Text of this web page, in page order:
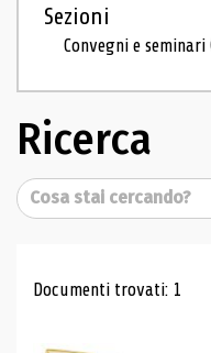
Sezioni
Convegni e seminari
Ricerca
Cerca
Risultati di
Documenti trovati: 1